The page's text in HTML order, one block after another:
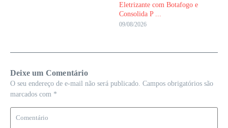
Eletrizante com Botafogo e
Consolida P ...
09/08/2026
Deixe um Comentário
O seu endereço de e-mail não será publicado. Campos obrigatórios são
marcados com *